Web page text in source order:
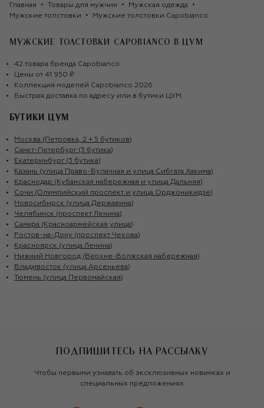
Главная Товары для мужчин
Мужская одежда
Мужские толстовки
Мужские толстовки Capobianco
МУЖСКИЕ ТОЛСТОВКИ CAPOBIANCO В ЦУМ
42 товара бренда Capobianco
Цены от 41 950 ₽
Коллекция моделей Capobianco 2026
Быстрая доставка по адресу или в бутики ЦУМ
БУТИКИ ЦУМ
Москва (Петровка, 2 + 5 бутиков)
Санкт-Петербург (3 бутика)
Екатеринбург (3 бутика)
Казань (улица Право-Булачная и улица Сибгата Хакима)
Краснодар (Кубанская набережная и улица Дальняя)
Сочи (Олимпийский проспект и улица Орджоникидзе)
Новосибирск (улица Державина)
Челябинск (проспект Ленина)
Самара (Красноармейская улица)
Ростов-на-Дону (проспект Чехова)
Красноярск (улица Ленина)
Нижний Новгород (Верхне-Волжская набережная)
Владивосток (улица Арсеньева)
Тюмень (улица Первомайская)
ПОДПИШИТЕСЬ НА РАССЫЛКУ
Чтобы первыми узнавать об эксклюзивных новинках и
специальных предложениях